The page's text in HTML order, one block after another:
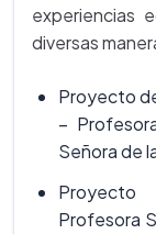
experiencias
diversas
Proyecto
–
Señora de
Profesora